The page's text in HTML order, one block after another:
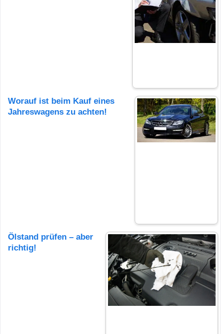
Worauf ist beim Kauf eines
Jahreswagens zu achten!
Ölstand prüfen – aber
richtig!